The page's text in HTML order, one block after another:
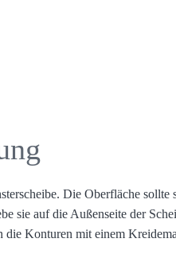
Die Oberfläche
sie auf die Außenseite der
die Konturen mit einem